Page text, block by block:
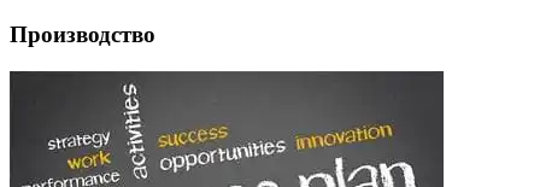
Производство